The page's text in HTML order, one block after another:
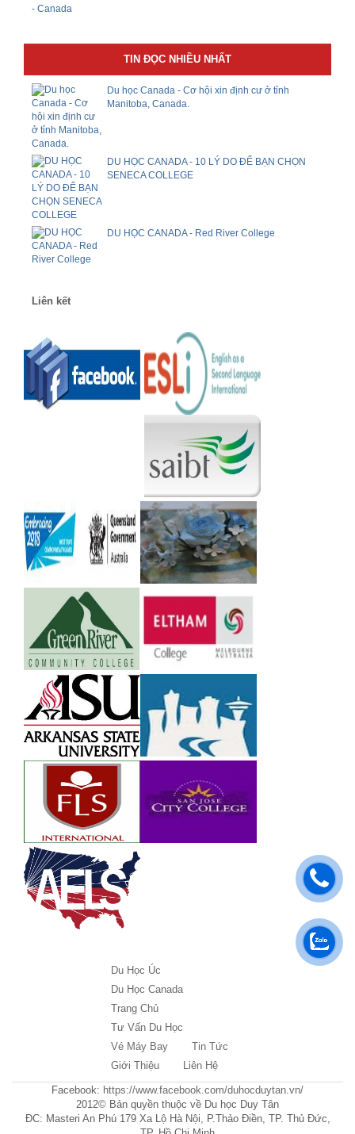
TIN ĐỌC NHIỀU NHẤT
Du học Canada - Cơ hội xin định cư ở tỉnh
Manitoba, Canada.
DU HỌC CANADA - 10 LÝ DO ĐỂ BẠN CHỌN
SENECA COLLEGE
DU HỌC CANADA - Red River College
Liên kết
Du Học Úc
Du Học Canada
Trang Chủ
Tư Vấn Du Học
Vé Máy Bay
Tin Tức
Giới Thiệu
Liên Hệ
Facebook: https://www.facebook.com/duhocduytan.vn/
2012© Bản quyền thuộc về Du học Duy Tân
ĐC: Masteri An Phú 179 Xa Lộ Hà Nội, P.Thảo Điền, TP. Thủ Đức,